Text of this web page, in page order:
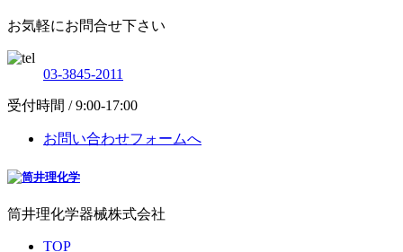
お気軽にお問合せ下さい
03-3845-2011
受付時間 / 9:00-17:00
お問い合わせフォームへ
筒井理化学器械株式会社
TOP